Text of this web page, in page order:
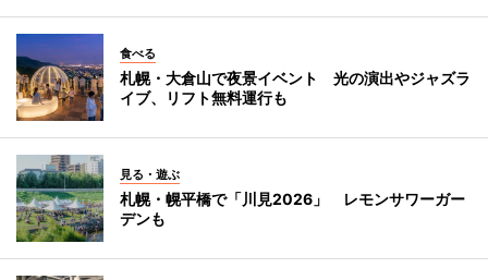
食べる
札幌・大倉山で夜景イベント 光の演出やジャズラ
イブ、リフト無料運行も
見る・遊ぶ
札幌・幌平橋で「川見2026」 レモンサワーガー
デンも